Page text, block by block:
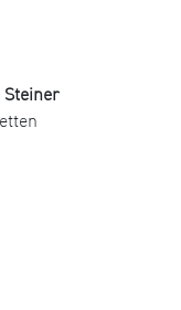
Steiner